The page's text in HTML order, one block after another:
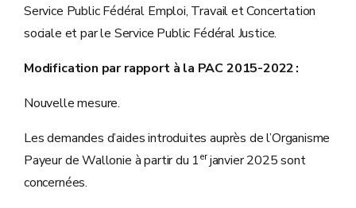
Service Public Fédéral Emploi, Travail et Concertation
sociale et par le Service Public Fédéral Justice.
Modification par rapport à la PAC 2015-2022 :
Nouvelle mesure.
Les demandes d’aides introduites auprès de l’Organisme
Payeur de Wallonie à partir du 1erjanvier 2025 sont
concernées.